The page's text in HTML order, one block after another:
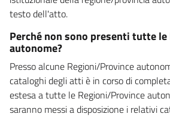
testo dell'atto.
Perché non sono presenti tutte
autonome?
Presso alcune Regioni/Province
cataloghi degli atti è in corso di
estesa a tutte le Regioni/Province
saranno messi a disposizione i relativi